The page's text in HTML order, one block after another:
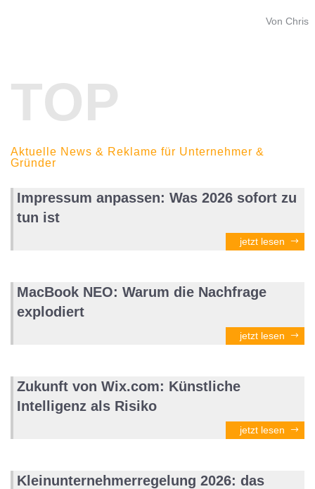
Von Chris
TOP
Aktuelle News & Reklame für Unternehmer &
Gründer
Impressum anpassen: Was 2026 sofort zu
tun ist
jetzt lesen
MacBook NEO: Warum die Nachfrage
explodiert
jetzt lesen
Zukunft von Wix.com: Künstliche
Intelligenz als Risiko
jetzt lesen
Kleinunternehmerregelung 2026: das